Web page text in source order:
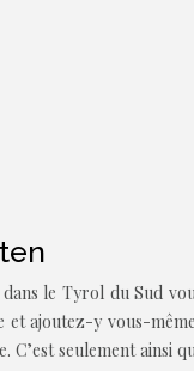
le Tyrol du Sud
ajoutez-y vous-
C’est seulement